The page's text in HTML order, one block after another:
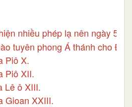
nhiều phép lạ nên ngày 5
tuyên phong Á thánh cho
Piô X.
Piô XII.
Lê ô XIII.
Gioan XXIII.